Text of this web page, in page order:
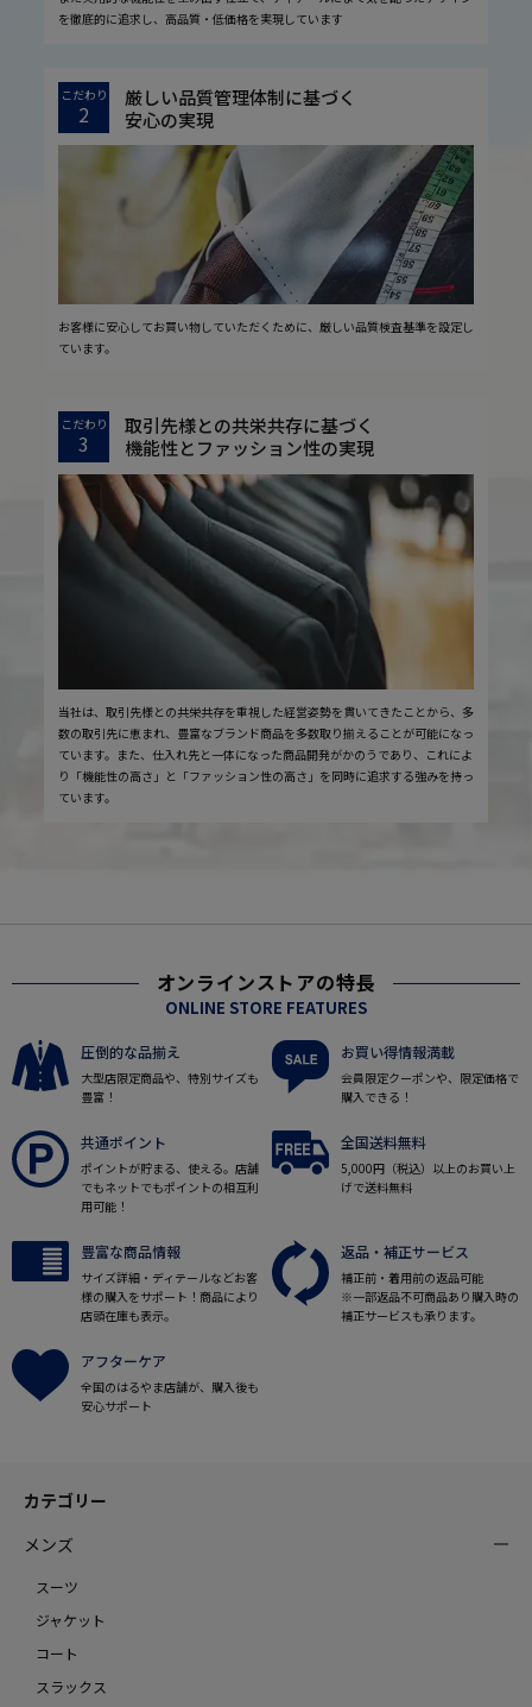
を徹底的に追求し、高品質・低価格を実現しています
こだわり
2
厳しい品質管理体制に基づく
安心の実現
お客様に安心してお買い物していただくために、厳しい品質検査基準を設定し
ています。
こだわり
3
取引先様との共栄共存に基づく
機能性とファッション性の実現
当社は、取引先様との共栄共存を重視した経営姿勢を貫いてきたことから、多
数の取引先に恵まれ、豊富なブランド商品を多数取り揃えることが可能になっ
ています。また、仕入れ先と一体になった商品開発がかのうであり、これによ
り「機能性の高さ」と「ファッション性の高さ」を同時に追求する強みを持っ
ています。
オンラインストアの特長
ONLINE STORE FEATURES
圧倒的な品揃え
大型店限定商品や、特別サイズも
豊富！
お買い得情報満載
会員限定クーポンや、限定価格で
購入できる！
共通ポイント
ポイントが貯まる、使える。店舗
でもネットでもポイントの相互利
用可能！
全国送料無料
5,000円（税込）以上のお買い上
げで送料無料
豊富な商品情報
サイズ詳細・ディテールなどお客
様の購入をサポート！商品により
店頭在庫も表示。
返品・補正サービス
補正前・着用前の返品可能
※一部返品不可商品あり購入時の
補正サービスも承ります。
アフターケア
全国のはるやま店舗が、購入後も
安心サポート
カテゴリー
メンズ
スーツ
ジャケット
コート
スラックス